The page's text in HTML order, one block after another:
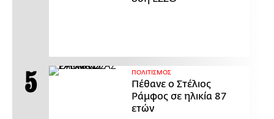
ΠΟΛΙΤΙΣΜΟΣ
Πέθανε ο Στέλιος
Ράμφος σε ηλικία 87
ετών